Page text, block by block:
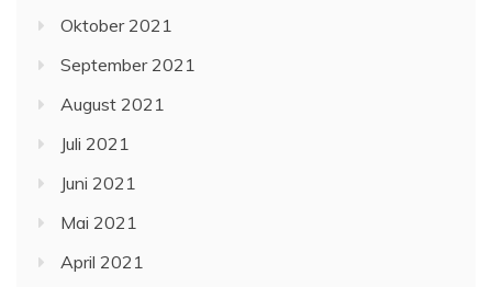
Oktober 2021
September 2021
August 2021
Juli 2021
Juni 2021
Mai 2021
April 2021